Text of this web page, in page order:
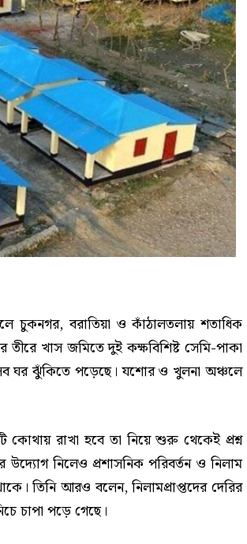
চুকনগর, বরাতিয়া ও কাঁঠালতলায় শতাধিক
খাস জমিতে দুই কক্ষবিশিষ্ট সেমি-পাকা
ঘর ঝুঁকিতে পড়েছে। যশোর ও খুলনা অঞ্চলে
কোথায় রাখা হবে তা নিয়ে শুরু থেকেই প্রশ্ন
উদ্যোগ নিলেও প্রশাসনিক পরিবর্তন ও নিলাম
তিনি আরও বলেন, নিলামপ্রাপ্তদের দেরির
চাপা পড়ে গেছে।